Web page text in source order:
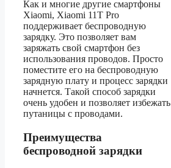
Как и многие другие смартфоны
Xiaomi, Xiaomi 11T Pro
поддерживает беспроводную
зарядку. Это позволяет вам
заряжать свой смартфон без
использования проводов. Просто
поместите его на беспроводную
зарядную плату и процесс зарядки
начнется. Такой способ зарядки
очень удобен и позволяет избежать
путаницы с проводами.
Преимущества
беспроводной зарядки